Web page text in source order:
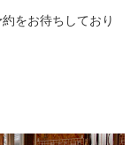
をお待ちしており